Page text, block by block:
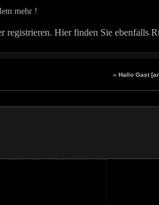
mehr !
registrieren. Hier finden Sie ebenfalls
» Hallo Gast [